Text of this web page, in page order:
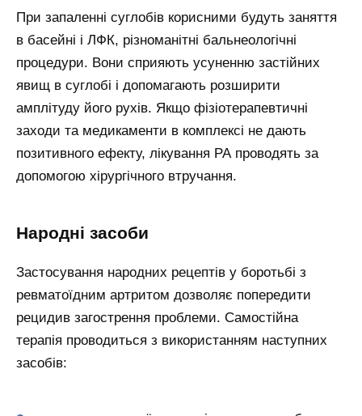
При запаленні суглобів корисними будуть заняття
в басейні і ЛФК, різноманітні бальнеологічні
процедури. Вони сприяють усуненню застійних
явищ в суглобі і допомагають розширити
амплітуду його рухів. Якщо фізіотерапевтичні
заходи та медикаменти в комплексі не дають
позитивного ефекту, лікування РА проводять за
допомогою хірургічного втручання.
Народні засоби
Застосування народних рецептів у боротьбі з
ревматоїдним артритом дозволяє попередити
рецидив загострення проблеми. Самостійна
терапія проводиться з використанням наступних
засобів: